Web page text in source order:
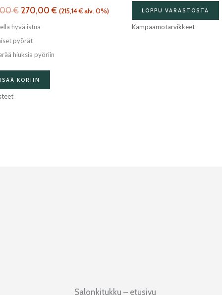
€ 270,00€ (215,14€alv. 0%)
hyvä istua
pyörät
hiuksia pyöriin
KORIIN
LOPPU VARASTOSTA
Kampaamotarvikkeet